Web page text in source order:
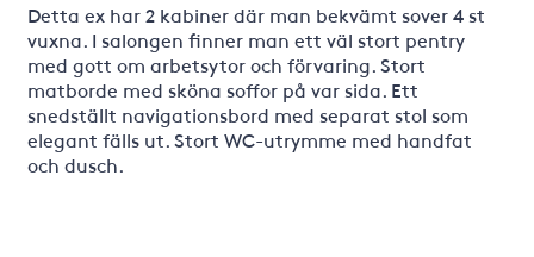
Detta ex har 2 kabiner där man bekvämt sover 4 st
vuxna. I salongen finner man ett väl stort pentry
med gott om arbetsytor och förvaring. Stort
matborde med sköna soffor på var sida. Ett
snedställt navigationsbord med separat stol som
elegant fälls ut. Stort WC-utrymme med handfat
och dusch.